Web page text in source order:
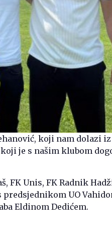
koji nam dolazi iz
je s našim klubom
FK Unis, FK Radnik
predsjednikom UO
Eldinom Dedićem.